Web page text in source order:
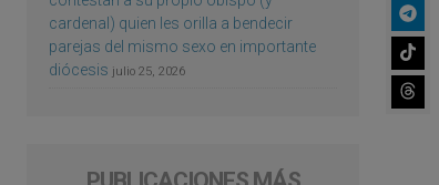
cardenal) quien les orilla a bendecir
parejas del mismo sexo en importante
diócesis julio 25, 2026